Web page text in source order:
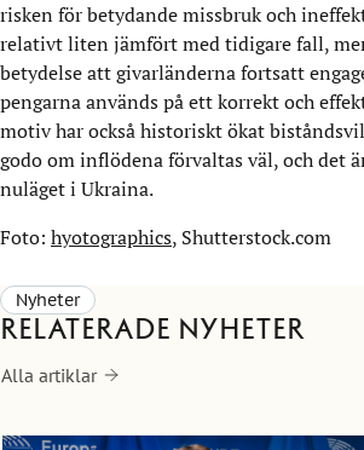
risken för betydande missbruk och
relativt liten jämfört med tidigare fall,
betydelse att givarländerna fortsatt
pengarna används på ett korrekt och
motiv har också historiskt ökat
godo om inflödena förvaltas väl, och det
nuläget i Ukraina.
Foto: hyotographics, Shutterstock.com
Nyheter
Relaterade nyheter
Alla artiklar